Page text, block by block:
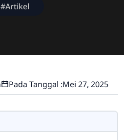
#Artikel
Pada Tanggal :Mei 27, 2025